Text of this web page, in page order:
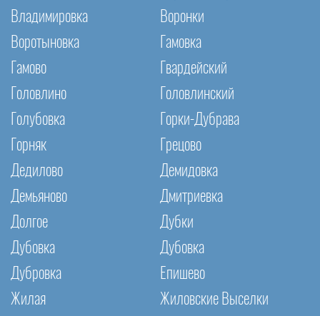
Владимировка
Воронки
Воротыновка
Гамовка
Гамово
Гвардейский
Головлино
Головлинский
Голубовка
Горки-Дубрава
Горняк
Грецово
Дедилово
Демидовка
Демьяново
Дмитриевка
Долгое
Дубки
Дубовка
Дубовка
Дубровка
Епишево
Жилая
Жиловские Выселки